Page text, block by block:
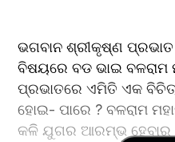
ଭଗବାନ ଶ୍ରୀକୃଷ୍ଣ
ବିଷୟରେ ବଡ ଭାଇ
ପ୍ରଭାତରେ ଏମିତି ଏକ
ହୋଇ- ପାରେ ? ବଳରାମ
କଳି ଯୁଗର ଆରମ୍ଭ ହେବାର